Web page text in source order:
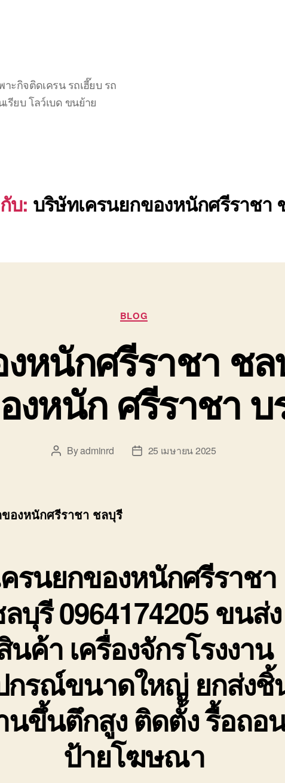
ะกิจติดเครน รถเฮี๊ยบ รถ
รียบ โลว์เบด ขนย้าย
บ: บริษัทเครนยกของหนักศรีราชา
Categories
BLOG
หนักศรีราชา ช
งหนัก ศรีราชา บ
PostByadminrd
Post25 เมษายน 2025
ของหนักศรีราชา ชลบุรี
ครนยกของหนักศรีราชา
บุรี0964174205 ขนส่ง
นค้า เครื่องจักรโรงงาน
กรณ์ขนาดใหญ่ ยกส่งชิ้
นขึ้นตึกสูง ติดตั้ง รื้อถอ
ป้ายโฆษณา